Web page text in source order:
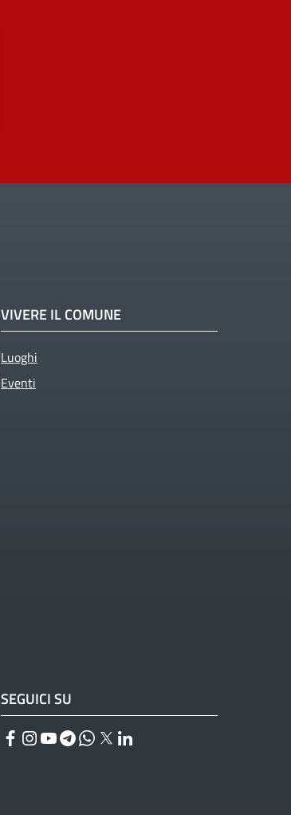
VIVERE IL COMUNE
Luoghi
Eventi
SEGUICI SU
Facebook
Instagram
YouTube
Telegram
WhatsApp
Twitter